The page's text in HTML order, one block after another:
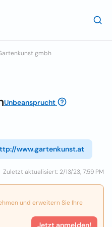
gmbh
Unbeansprucht
www.gartenkunst.at
Zuletzt aktualisiert: 2/13/23, 7:59 PM
und erweitern Sie Ihre
Jetzt anmelden!